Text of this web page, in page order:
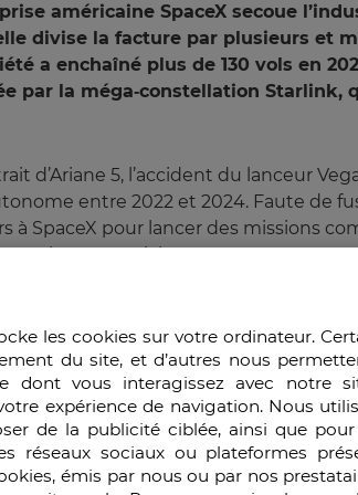
américaine SpaceX secoue
divise la facture par plusieurs et
a enchaîné plus de 130 vols en
par la méga‑constellation
d’Ariane 5, l’accident du lanceur
entre 2022 et 2024. Faute de
SpaceX pour lancer des missions
vol commercial en mars 2025, a
et aux ruptures
pour préserver la souveraineté.
des lanceurs en récupérant le
les cookies sur votre ordinateur.
du site, et d’autres nous
dont vous interagissez avec notre
expérience de navigation. Nous
de la publicité ciblée, ainsi que
réseaux sociaux ou plateformes
émis par nous ou par nos